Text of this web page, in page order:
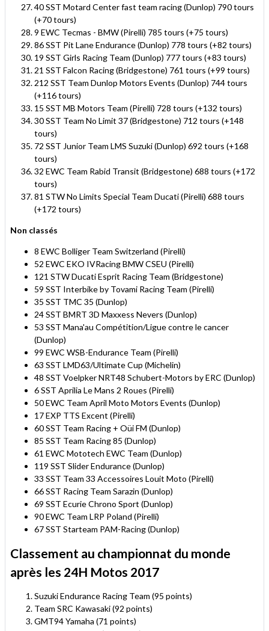
40 SST Motard Center fast team racing (Dunlop) 790 tours
(+70 tours)
9 EWC Tecmas - BMW (Pirelli) 785 tours (+75 tours)
86 SST Pit Lane Endurance (Dunlop) 778 tours (+82 tours)
19 SST Girls Racing Team (Dunlop) 777 tours (+83 tours)
21 SST Falcon Racing (Bridgestone) 761 tours (+99 tours)
212 SST Team Dunlop Motors Events (Dunlop) 744 tours
(+116 tours)
15 SST MB Motors Team (Pirelli) 728 tours (+132 tours)
30 SST Team No Limit 37 (Bridgestone) 712 tours (+148
tours)
72 SST Junior Team LMS Suzuki (Dunlop) 692 tours (+168
tours)
32 EWC Team Rabid Transit (Bridgestone) 688 tours (+172
tours)
81 STW No Limits Special Team Ducati (Pirelli) 688 tours
(+172 tours)
Non classés
8 EWC Bolliger Team Switzerland (Pirelli)
52 EWC EKO IVRacing BMW CSEU (Pirelli)
121 STW Ducati Esprit Racing Team (Bridgestone)
59 SST Interbike by Tovami Racing Team (Pirelli)
35 SST TMC 35 (Dunlop)
24 SST BMRT 3D Maxxess Nevers (Dunlop)
53 SST Mana'au Compétition/Ligue contre le cancer
(Dunlop)
99 EWC WSB-Endurance Team (Pirelli)
63 SST LMD63/Ultimate Cup (Michelin)
48 SST Voelpker NRT48 Schubert-Motors by ERC (Dunlop)
6 SST Aprilia Le Mans 2 Roues (Pirelli)
50 EWC Team April Moto Motors Events (Dunlop)
17 EXP TTS Excent (Pirelli)
60 SST Team Racing + Oüi FM (Dunlop)
85 SST Team Racing 85 (Dunlop)
61 EWC Mototech EWC Team (Dunlop)
119 SST Slider Endurance (Dunlop)
33 SST Team 33 Accessoires Louit Moto (Pirelli)
66 SST Racing Team Sarazin (Dunlop)
69 SST Ecurie Chrono Sport (Dunlop)
90 EWC Team LRP Poland (Pirelli)
67 SST Starteam PAM-Racing (Dunlop)
Classement au championnat du monde
après les 24H Motos 2017
Suzuki Endurance Racing Team (95 points)
Team SRC Kawasaki (92 points)
GMT94 Yamaha (71 points)